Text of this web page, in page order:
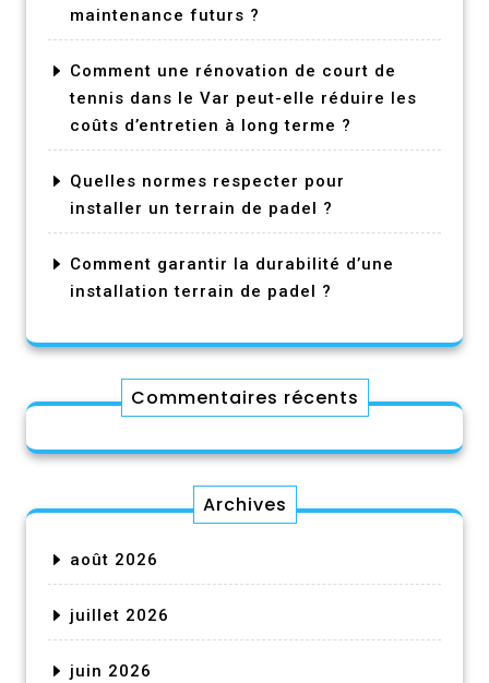
maintenance futurs ?
Comment une rénovation de court de
tennis dans le Var peut-elle réduire les
coûts d’entretien à long terme ?
Quelles normes respecter pour
installer un terrain de padel ?
Comment garantir la durabilité d’une
installation terrain de padel ?
Commentaires récents
Archives
août 2026
juillet 2026
juin 2026